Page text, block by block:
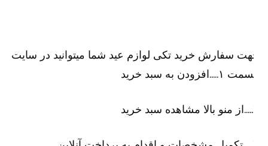
سفارش خرید تکی لوازم عید شما میتوانید در سایت
به سبد خرید